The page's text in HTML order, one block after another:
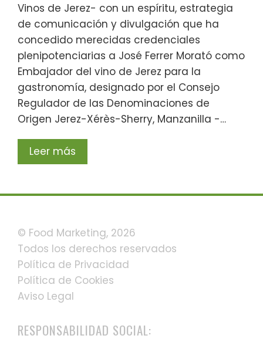
Vinos de Jerez- con un espíritu, estrategia
de comunicación y divulgación que ha
concedido merecidas credenciales
plenipotenciarias a José Ferrer Morató como
Embajador del vino de Jerez para la
gastronomía, designado por el Consejo
Regulador de las Denominaciones de
Origen Jerez-Xérès-Sherry, Manzanilla -…
Leer más
© Food Marketing, 2026
Todos los derechos reservados
Política de Privacidad
Política de Cookies
Aviso Legal
RESPONSABILIDAD SOCIAL: